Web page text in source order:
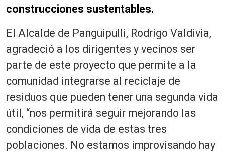
construcciones sustentables.
El Alcalde de Panguipulli, Rodrigo Valdivia,
agradeció a los dirigentes y vecinos ser
parte de este proyecto que permite a la
comunidad integrarse al reciclaje de
residuos que pueden tener una segunda vida
útil, “nos permitirá seguir mejorando las
condiciones de vida de estas tres
poblaciones. No estamos improvisando hay